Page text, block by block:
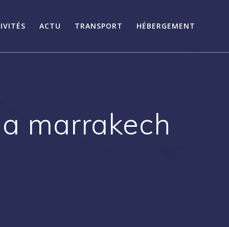
ACTU TRANSPORT HÉBERGEMENT
marrakech